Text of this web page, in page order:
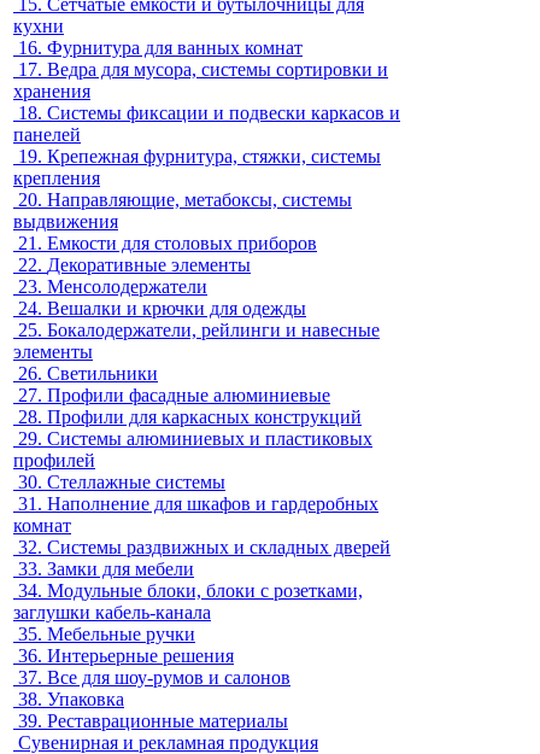
15. Сетчатые емкости и бутылочницы для
кухни
16. Фурнитура для ванных комнат
17. Ведра для мусора, системы сортировки и
хранения
18. Системы фиксации и подвески каркасов и
панелей
19. Крепежная фурнитура, стяжки, системы
крепления
20. Направляющие, метабоксы, системы
выдвижения
21. Емкости для столовых приборов
22. Декоративные элементы
23. Менсолодержатели
24. Вешалки и крючки для одежды
25. Бокалодержатели, рейлинги и навесные
элементы
26. Светильники
27. Профили фасадные алюминиевые
28. Профили для каркасных конструкций
29. Системы алюминиевых и пластиковых
профилей
30. Стеллажные системы
31. Наполнение для шкафов и гардеробных
комнат
32. Системы раздвижных и складных дверей
33. Замки для мебели
34. Модульные блоки, блоки с розетками,
заглушки кабель-канала
35. Мебельные ручки
36. Интерьерные решения
37. Все для шоу-румов и салонов
38. Упаковка
39. Реставрационные материалы
Сувенирная и рекламная продукция